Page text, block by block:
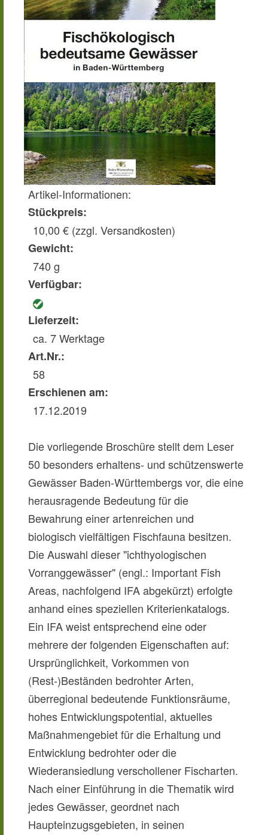
Artikel-Informationen:
Stückpreis:
10,00 € (zzgl. Versandkosten)
Gewicht:
740 g
Verfügbar:
Lieferzeit:
ca. 7 Werktage
Art.Nr.:
58
Erschienen am:
17.12.2019
Die vorliegende Broschüre stellt dem Leser
50 besonders erhaltens- und schützenswerte
Gewässer Baden-Württembergs vor, die eine
herausragende Bedeutung für die
Bewahrung einer artenreichen und
biologisch vielfältigen Fischfauna besitzen.
Die Auswahl dieser "ichthyologischen
Vorranggewässer" (engl.: Important Fish
Areas, nachfolgend IFA abgekürzt) erfolgte
anhand eines speziellen Kriterienkatalogs.
Ein IFA weist entsprechend eine oder
mehrere der folgenden Eigenschaften auf:
Ursprünglichkeit, Vorkommen von
(Rest-)Beständen bedrohter Arten,
überregional bedeutende Funktionsräume,
hohes Entwicklungspotential, aktuelles
Maßnahmengebiet für die Erhaltung und
Entwicklung bedrohter oder die
Wiederansiedlung verschollener Fischarten.
Nach einer Einführung in die Thematik wird
jedes Gewässer, geordnet nach
Haupteinzugsgebieten, in seinen